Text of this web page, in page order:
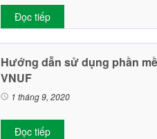
Đọc tiếp
Hướng dẫn sử dụng phần
VNUF
1 tháng 9, 2020
Đọc tiếp